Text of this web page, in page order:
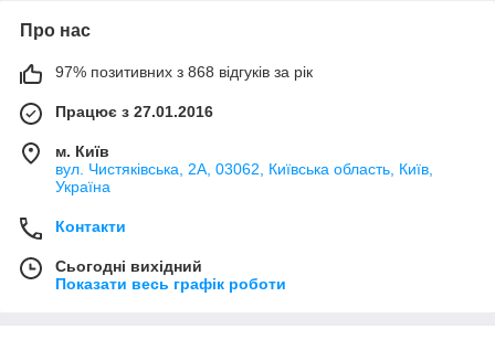
Про нас
97% позитивних з 868 відгуків за рік
Працює з 27.01.2016
м. Київ
вул. Чистяківська, 2А, 03062, Київська область, Київ,
Україна
Контакти
Сьогодні вихідний
Показати весь графік роботи